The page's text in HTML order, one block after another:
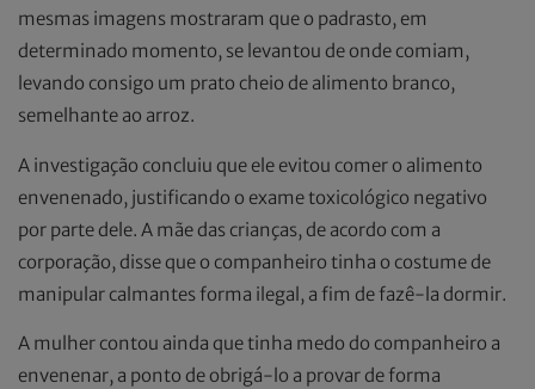
mesmas imagens mostraram que o padrasto, em
determinado momento, se levantou de onde comiam,
levando consigo um prato cheio de alimento branco,
semelhante ao arroz.
A investigação concluiu que ele evitou comer o alimento
envenenado, justificando o exame toxicológico negativo
por parte dele. A mãe das crianças, de acordo com a
corporação, disse que o companheiro tinha o costume de
manipular calmantes forma ilegal, a fim de fazê-la dormir.
A mulher contou ainda que tinha medo do companheiro a
envenenar, a ponto de obrigá-lo a provar de forma